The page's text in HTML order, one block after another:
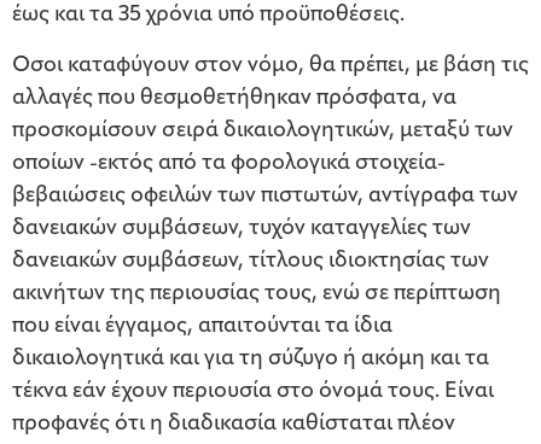
έως και τα 35 χρόνια υπό προϋποθέσεις.
Οσοι καταφύγουν στον νόμο, θα πρέπει, με βάση τις
αλλαγές που θεσμοθετήθηκαν πρόσφατα, να
προσκομίσουν σειρά δικαιολογητικών, μεταξύ των
οποίων -εκτός από τα φορολογικά στοιχεία-
βεβαιώσεις οφειλών των πιστωτών, αντίγραφα των
δανειακών συμβάσεων, τυχόν καταγγελίες των
δανειακών συμβάσεων, τίτλους ιδιοκτησίας των
ακινήτων της περιουσίας τους, ενώ σε περίπτωση
που είναι έγγαμος, απαιτούνται τα ίδια
δικαιολογητικά και για τη σύζυγο ή ακόμη και τα
τέκνα εάν έχουν περιουσία στο όνομά τους. Είναι
προφανές ότι η διαδικασία καθίσταται πλέον